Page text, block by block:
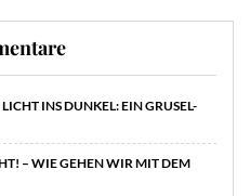
INS DUNKEL: EIN GRUSEL-
– WIE GEHEN WIR MIT DEM